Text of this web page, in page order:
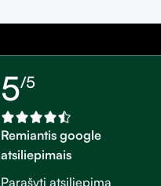
5/5
Remiantis google
atsiliepimais
Parašyti atsiliepimą